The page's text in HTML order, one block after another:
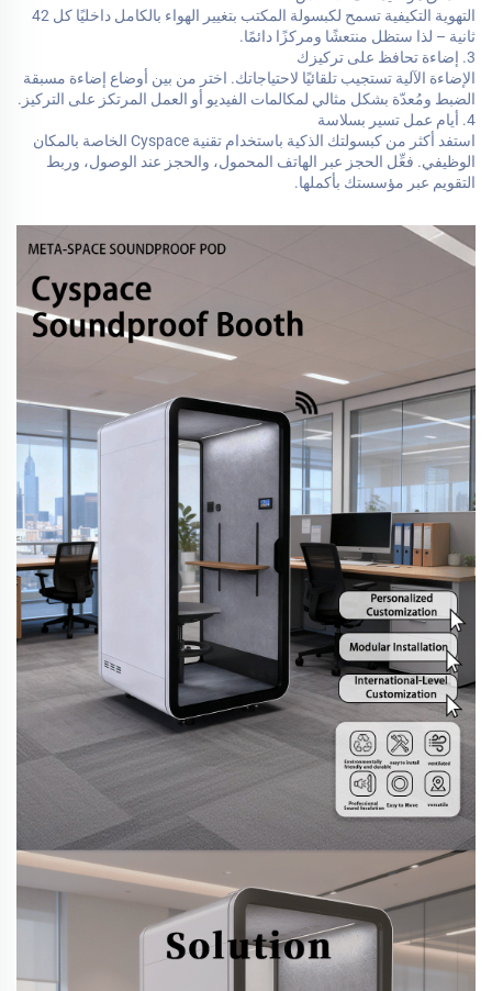
التهوية التكيفية تسمح لكبسولة المكتب بتغيير الهواء بالكامل داخليًا كل 42
ثانية – لذا ستظل منتعشًا ومركزًا دائمًا.
3. إضاءة تحافظ على تركيزك
الإضاءة الآلية تستجيب تلقائيًا لاحتياجاتك. اختر من بين أوضاع إضاءة مسبقة
الضبط ومُعدّة بشكل مثالي لمكالمات الفيديو أو العمل المرتكز على التركيز.
4. أيام عمل تسير بسلاسة
استفد أكثر من كبسولتك الذكية باستخدام تقنية Cyspace الخاصة بالمكان
الوظيفي. فعِّل الحجز عبر الهاتف المحمول، والحجز عند الوصول، وربط
التقويم عبر مؤسستك بأكملها.